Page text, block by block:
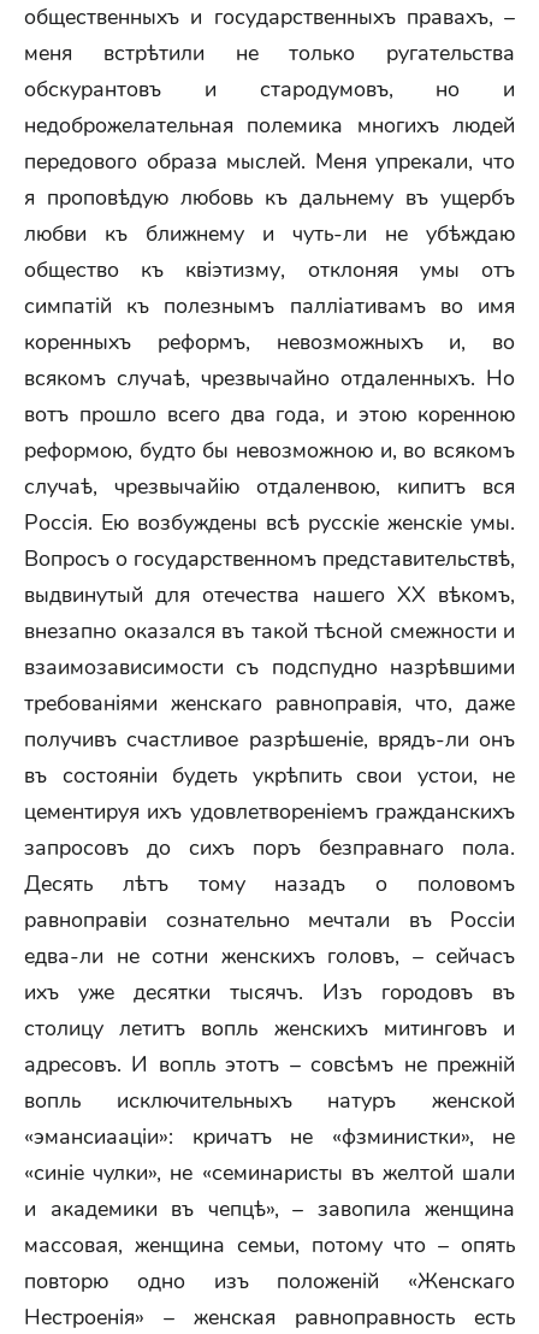
общественныхъ и государственныхъ правахъ, –
меня встрѣтили не только ругательства
обскурантовъ и стародумовъ, но и
недоброжелательная полемика многихъ людей
передового образа мыслей. Меня упрекали, что
я проповѣдую любовь къ дальнему въ ущербъ
любви къ ближнему и чуть-ли не убѣждаю
общество къ квіэтизму, отклоняя умы отъ
симпатій къ полезнымъ палліативамъ во имя
коренныхъ реформъ, невозможныхъ и, во
всякомъ случаѣ, чрезвычайно отдаленныхъ. Но
вотъ прошло всего два года, и этою коренною
реформою, будто бы невозможною и, во всякомъ
случаѣ, чрезвычайію отдаленвою, кипитъ вся
Россія. Ею возбуждены всѣ русскіе женскіе умы.
Вопросъ о государственномъ представительствѣ,
выдвинутый для отечества нашего XX вѣкомъ,
внезапно оказался въ такой тѣсной смежности и
взаимозависимости съ подспудно назрѣвшими
требованіями женскаго равноправія, что, даже
получивъ счастливое разрѣшеніе, врядъ-ли онъ
въ состояніи будеть укрѣпить свои устои, не
цементируя ихъ удовлетвореніемъ гражданскихъ
запросовъ до сихъ поръ безправнаго пола.
Десять лѣтъ тому назадъ о половомъ
равноправіи сознательно мечтали въ Россіи
едва-ли не сотни женскихъ головъ, – сейчасъ
ихъ уже десятки тысячъ. Изъ городовъ въ
столицу летитъ вопль женскихъ митинговъ и
адресовъ. И вопль этотъ – совсѣмъ не прежній
вопль исключительныхъ натуръ женской
«эмансиааціи»: кричатъ не «фзминистки», не
«синіе чулки», не «семинаристы въ желтой шали
и академики въ чепцѣ», – завопила женщина
массовая, женщина семьи, потому что – опять
повторю одно изъ положеній «Женскаго
Нестроенія» – женская равноправность есть